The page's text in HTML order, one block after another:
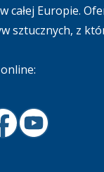
całej Europie.
sztucznych, z
FacebookYoutube